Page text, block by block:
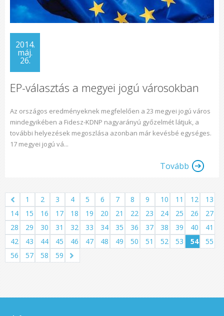
2014.
máj.
26.
EP-választás a megyei jogú városokban
Az országos eredményeknek megfelelően a 23 megyei jogú város
mindegyikében a Fidesz-KDNP nagyarányú győzelmét látjuk, a
további helyezések megoszlása azonban már kevésbé egységes.
17 megyei jogú vá...
Tovább
1 2 3 4 5 6 7 8 9 10 11 12
13
14
15 16 17 18 19 20 21 22 23 24 25 26
27
28
29 30 31 32 33 34 35 36 37 38 39 40
41
42
43 44 45 46 47 48 49 50 51 52 53 54
55
56
57 58 59